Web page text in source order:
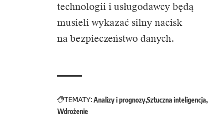
technologii i usługodawcy będą
musieli wykazać silny nacisk
na bezpieczeństwo danych.
TEMATY:Analizy i prognozySztuczna inteligencja
Wdrożenie